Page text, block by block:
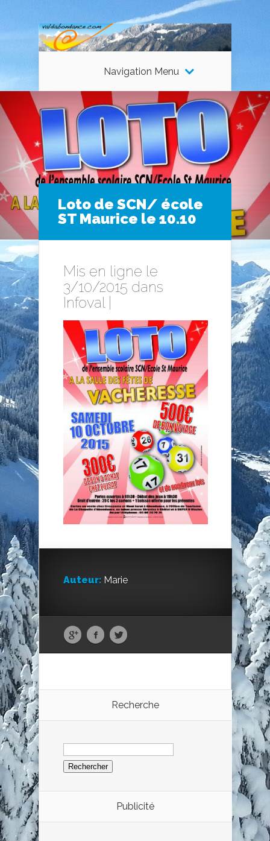
Navigation Menu
Loto de SCN/ école
ST Maurice le 10.10
Mis en ligne le
3/10/2015 dans
Infoval
Auteur: Marie
Recherche
Rechercher :
Publicité